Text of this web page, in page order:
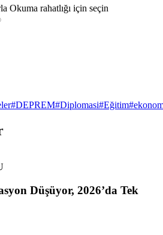
Okuma rahatlığı için seçin
#DEPREM#Diplomasi#Eğitim#
Düşüyor, 2026’da Tek